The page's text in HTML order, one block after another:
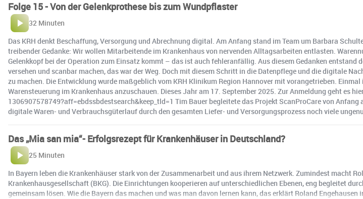
Folge 15 - Von der Gelenkprothese bis zum Wundpflaster
32 Minuten
Das KRH denkt Beschaffung, Versorgung und Abrechnung digital. Am Anfang stand im Team um Barbara
treibender Gedanke: Wir wollen Mitarbeitende im Krankenhaus von nervenden Alltagsarbeiten entlasten.
Gelenkkopf bei der Operation zum Einsatz kommt – das ist auch fehleranfällig. Aus diesem Gedanken
versehen und scanbar machen, das war der Weg. Doch mit diesem Schritt in die Datenpflege und die digitale
zu machen. Die Entwicklung wurde maßgeblich vom KRH Klinikum Region Hannover mit vorangetrieben.
Warensteuerung im Krankenhaus anzuschauen. Dieses Jahr am 17. September 2025. Zur Anmeldung geht
1306907578749?aff=ebdssbdestsearch&keep_tld=1 Tim Bauer begleitete das Projekt ScanProCare von
digitale Waren- und Verbrauchsgüterlauf durch den gesamten Liefer- und Versorgungsprozess noch viele
Das „Mia san mia“- Erfolgsrezept für Krankenhäuser in Deutschland?
25 Minuten
In Bayern leben die Krankenhäuser stark von der Zusammenarbeit und aus ihrem Netzwerk. Zumindest macht
Krankenhausgesellschaft (BKG). Die Einrichtungen kooperieren auf unterschiedlichen Ebenen, eng begleitet
gemeinsam lösen. Wie die Bayern das machen und was man davon lernen kann, das erklärt Roland